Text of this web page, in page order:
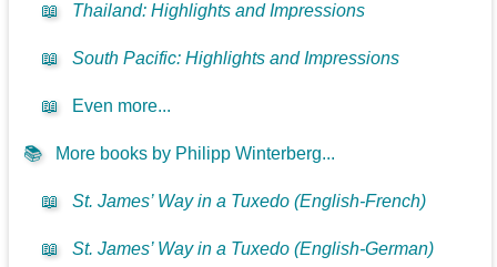
📖 Thailand: Highlights and Impressions
📖 South Pacific: Highlights and Impressions
📖 Even more...
📚 More books by Philipp Winterberg...
📖 St. James’ Way in a Tuxedo (English-French)
📖 St. James’ Way in a Tuxedo (English-German)